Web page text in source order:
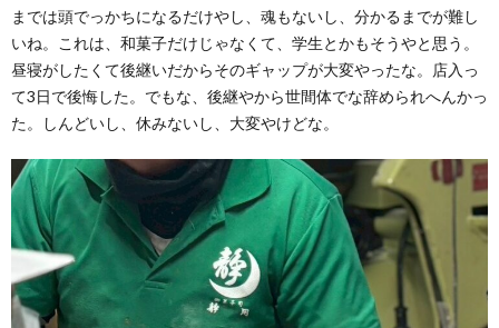
までは頭でっかちになるだけやし、魂もないし、分かるまでが難し
いね。これは、和菓子だけじゃなくて、学生とかもそうやと思う。
昼寝がしたくて後継いだからそのギャップが大変やったな。店入っ
て3日で後悔した。でもな、後継やから世間体でな辞められへんかっ
た。しんどいし、休みないし、大変やけどな。